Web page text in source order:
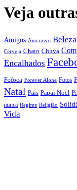
Veja
Amigos Ano novo Beleza
Cerveja Chato Chuva
Encalhados
Fofoca Forever Alone Fotos
Natal Pais Papai Noel
nunca Regime Religião
Vida